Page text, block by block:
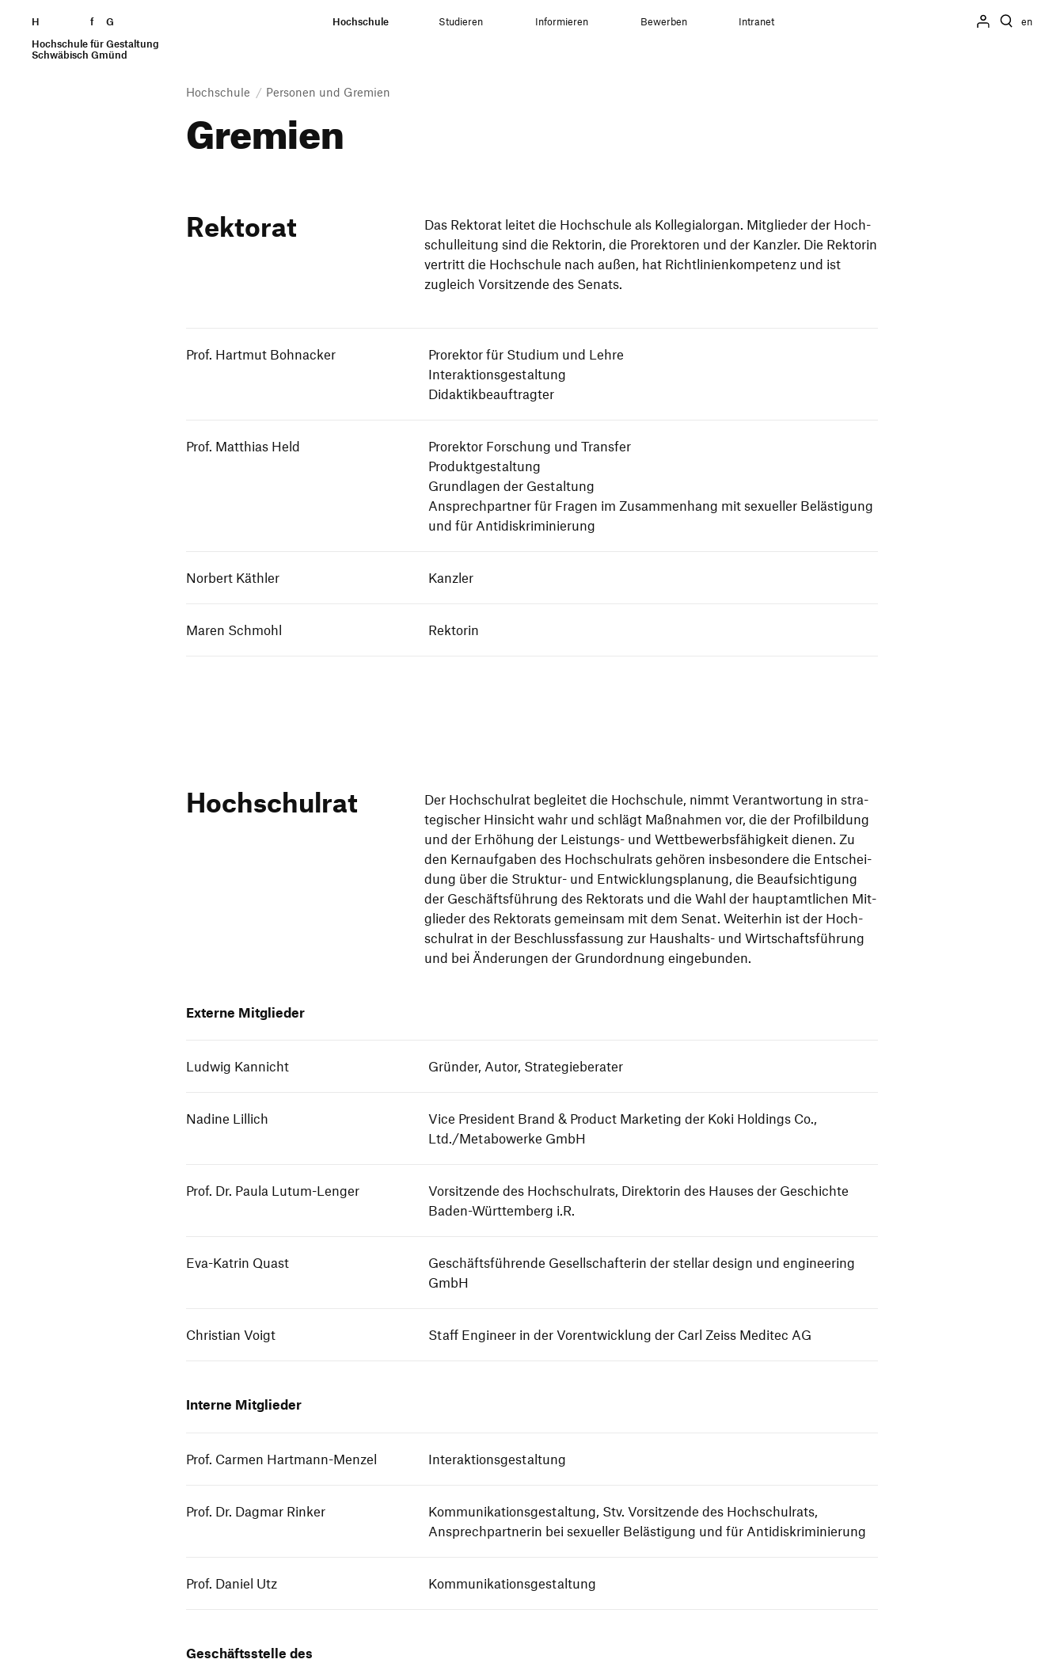
H f
G
Hochschule für Gestaltung
Schwäbisch Gmünd
Zum Seiteninhalt springen Hochschule Studieren Informieren Bewerben Intranet en
Hochschule Personen und Gremien
Gremien
Rektorat
Das Rek­to­rat lei­tet die Hoch­schu­le als Kol­le­gi­al­or­gan. Mit­glie­der der Hoch­
schul­lei­tung sind die Rek­torin, die Pro­rek­to­ren und der Kanz­le­r. Die Rek­torin
ver­tritt die Hoch­schu­le nach außen, hat Richt­li­ni­en­kom­pe­tenz und ist
zugleich Vor­sit­zen­de des Senats.
Prof. Hartmut Bohnacker
Prorektor für Studium und Lehre
Interaktionsgestaltung
Didaktikbeauftragter
Prof. Matthias Held
Prorektor Forschung und Transfer
Produktgestaltung
Grundlagen der Gestaltung
Ansprechpartner für Fragen im Zusam­men­hang mit sexu­eller Belästigung
und für Antidiskriminierung
Norbert Käthler Kanzler
Maren Schmohl Rektorin
Hoch­schulrat
Der Hoch­schul­rat beglei­tet die Hoch­schu­le, nimmt Ver­ant­wor­tung in stra­
te­gi­scher Hin­sicht wahr und schlägt Maß­nah­men vor, die der Pro­fil­bil­dung
und der Erhö­hung der Leis­­tungs- und Wett­be­werbs­fä­hig­keit die­nen. Zu
den Kern­auf­ga­ben des Hoch­schul­rats gehö­ren ins­be­son­de­re die Ent­schei­
dung über die Struk­tur- und Ent­wick­lungs­pla­nung, die Beauf­sich­ti­gung
der Geschäfts­füh­rung des Rek­to­rats und die Wahl der haupt­amt­li­chen Mit­
glie­der des Rek­to­rats gemein­sam mit dem Senat. Weiterhin ist der Hoch­
schulrat in der Beschluss­fas­sung zur Haus­halts- und Wirt­schafts­füh­rung
und bei Ände­rungen der Grund­ord­nung eingebunden.
Externe Mitglieder
Ludwig Kannicht Gründer, Autor, Strategieberater
Nadine Lillich
Vice President Brand & Product Marketing der Koki Holdings Co.,
Ltd./Metabowerke GmbH
Prof. Dr. Paula Lutum-Lenger
Vorsitzende des Hochschulrats, Direktorin des Hauses der Geschichte
Baden-Württemberg i.R.
Eva-Katrin Quast
Geschäftsführende Gesellschafterin der stellar design und engineering
GmbH
Christian Voigt Staff Engineer in der Vorentwicklung der Carl Zeiss Meditec AG
Interne Mitglieder
Prof. Carmen Hartmann-Menzel Interaktionsgestaltung
Prof. Dr. Dagmar Rinker
Kommunikationsgestaltung, Stv. Vorsitzende des Hochschulrats,
Ansprechpartnerin bei sexueller Belästigung und für Antidiskriminierung
Prof. Daniel Utz Kommunikationsgestaltung
Geschäfts­stelle des